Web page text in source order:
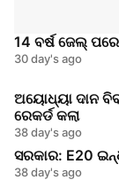
14 ବର୍ଷ ଜେଲ୍
30 day's ago
ଅୟୋଧ୍ୟା ଦାନ
ରେକର୍ଡ କଲା
38 day's ago
ସରକାର: E20
38 day's ago